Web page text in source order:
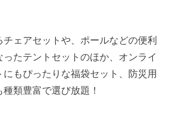
ェアセットや、ポールなどの便利
たテントセットのほか、オンライ
もぴったりな福袋セット、防災用
類豊富で選び放題！